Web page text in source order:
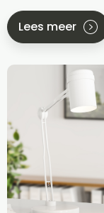
Lees meer